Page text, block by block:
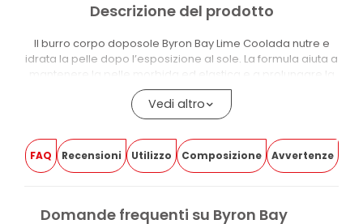
Descrizione del prodotto
Il burro corpo doposole Byron Bay Lime Coolada nutre e
idrata la pelle dopo l’esposizione al sole. La formula aiuta a
mantenere la pelle morbida ed elastica e a prolungare la
durata dell’abbronzatura.
Aloe Vera, Burro di Karité, Burro di Cacao, Burro di Mango,
compongono una formula ricca di burri vegetali e oli. La
pelle secca riceve nutrimento e mantiene una sensazione
La profumazione Lime Coolada unisce note fresche,
Vedi altro
FAQ Recensioni Utilizzo Composizione Avvertenze
Domande frequenti su Byron Bay